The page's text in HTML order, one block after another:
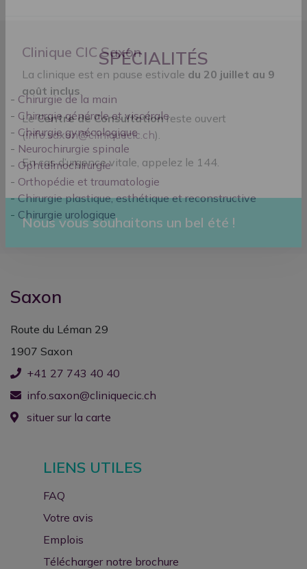
SPÉCIALITÉS
- Chirurgie de la main
- Chirurgie générale et viscérale
- Chirurgie gynécologique
- Neurochirurgie spinale
- Ophtalmochirurgie
- Orthopédie et traumatologie
-Chirurgie plastique, esthétique et reconstructive
- Chirurgie urologique
Saxon
Route du Léman 29
1907 Saxon
+41 27 743 40 40
info.saxon@cliniquecic.ch
situer sur la carte
LIENS UTILES
FAQ
Votre avis
Emplois
Télécharger notre brochure
Clinique CIC Saxon
La clinique est en pause estivale
août inclus.
LeCentre de Consultation
(info.saxon@cliniquecic.ch).
En cas d’urgence vitale, appelez le 144.
Nous vous souhaitons un bel été !